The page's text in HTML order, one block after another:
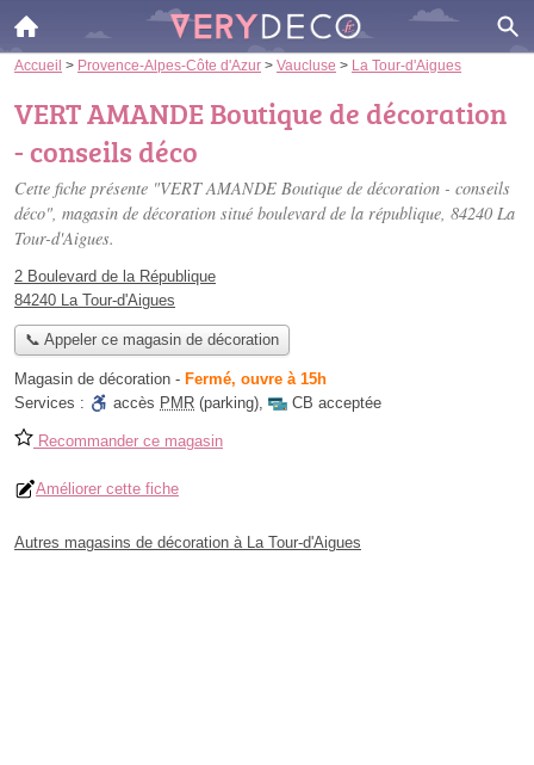
Accueil > Provence-Alpes-Côte d'Azur > Vaucluse > La Tour-d'Aigues
VERT AMANDE Boutique de décoration
- conseils déco
Cette fiche présente "VERT AMANDE Boutique de décoration - conseils
déco", magasin de décoration situé boulevard de la république, 84240 La
Tour-d'Aigues.
2 Boulevard de la République
84240 La Tour-d'Aigues
📞 Appeler ce magasin de décoration
Magasin de décoration - Fermé, ouvre à 15h
Services :
accès PMR (parking), CB acceptée
Recommander ce magasin
Améliorer cette fiche
Autres magasins de décoration à La Tour-d'Aigues